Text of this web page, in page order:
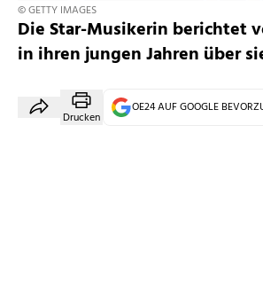
© GETTY IMAGES
Die Star-Musikerin berichtet
in ihren jungen Jahren über
Drucken
OE24 AUF GOOGLE